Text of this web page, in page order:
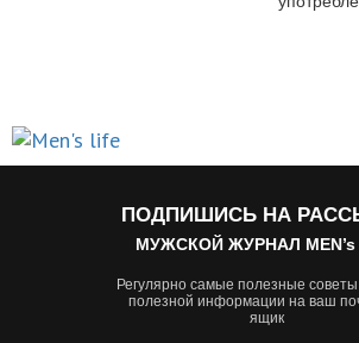
ПОДПИШИСЬ НА
МУЖСКОЙ ЖУРНАЛ MEN’s
Регулярно самые полезные
полезной информации на ваш
ящик